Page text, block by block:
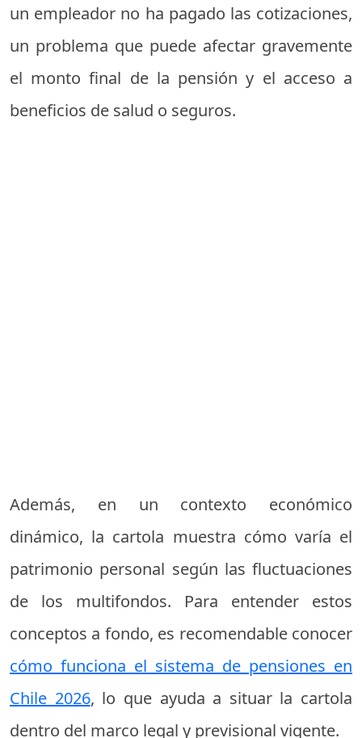
un empleador no ha pagado las cotizaciones,
un problema que puede afectar gravemente
el monto final de la pensión y el acceso a
beneficios de salud o seguros.
Además, en un contexto económico
dinámico, la cartola muestra cómo varía el
patrimonio personal según las fluctuaciones
de los multifondos. Para entender estos
conceptos a fondo, es recomendable conocer
cómo funciona el sistema de pensiones en
Chile 2026, lo que ayuda a situar la cartola
dentro del marco legal y previsional vigente.